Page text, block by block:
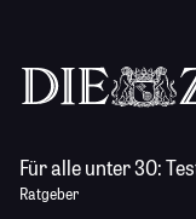
Für alle unter 30:
Ratgeber